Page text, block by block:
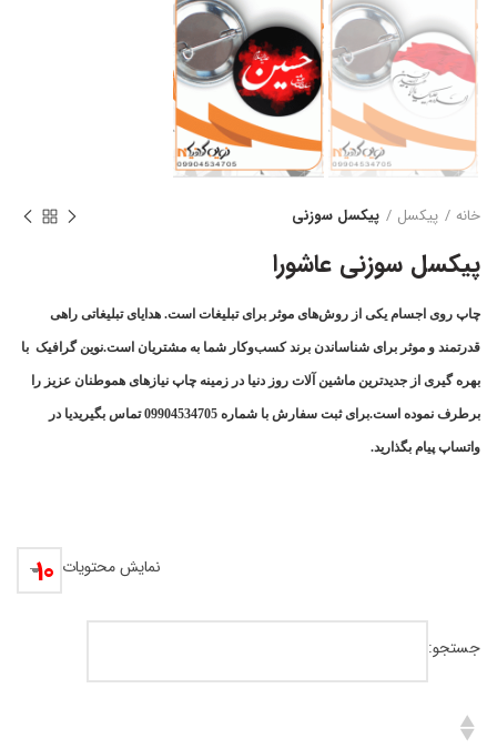
خانه پیکسل پیکسل سوزنی
پیکسل سوزنی عاشورا
چاپ روی اجسام یکی از روش‌های موثر برای تبلیغات است. هدایای تبلیغاتی راهی
قدرتمند و موثر برای شناساندن برند کسب‌وکار شما به مشتریان است.نوین گرافیک با
بهره گیری از جدیدترین ماشین آلات روز دنیا در زمینه چاپ نیازهای هموطنان عزیز را
برطرف نموده است.برای ثبت سفارش با شماره 09904534705 تماس بگیریدیا در
واتساپ پیام بگذارید.
نمایش محتویات
جستجو: